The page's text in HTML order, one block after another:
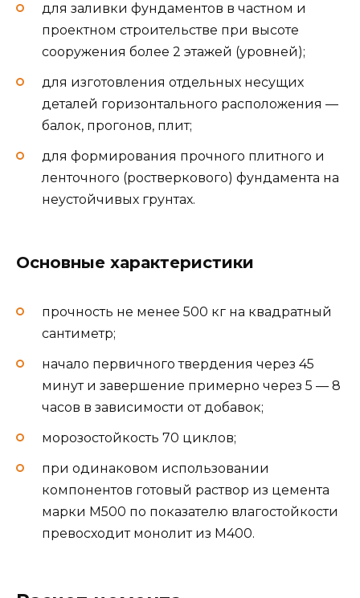
для заливки фундаментов в частном и
проектном строительстве при высоте
сооружения более 2 этажей (уровней);
для изготовления отдельных несущих
деталей горизонтального расположения —
балок, прогонов, плит;
для формирования прочного плитного и
ленточного (ростверкового) фундамента на
неустойчивых грунтах.
Основные характеристики
прочность не менее 500 кг на квадратный
сантиметр;
начало первичного твердения через 45
минут и завершение примерно через 5 — 8
часов в зависимости от добавок;
морозостойкость 70 циклов;
при одинаковом использовании
компонентов готовый раствор из цемента
марки М500 по показателю влагостойкости
превосходит монолит из М400.